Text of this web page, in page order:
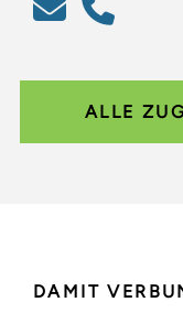
ALLE
DAMIT